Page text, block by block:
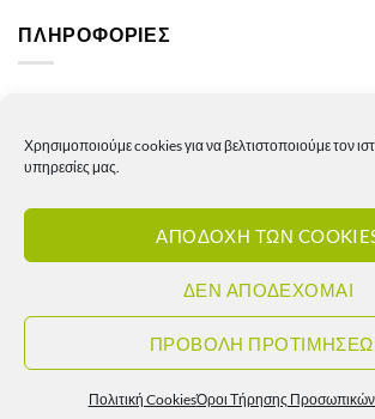
Χρησιμοποιούμε cookies για να βελτιστοποιούμε τον
υπηρεσίες μας.
ΑΠΟΔΟΧΗ ΤΩΝ
ΔΕΝ ΑΠΟΔΕΧΟΜΑΙ
ΠΡΟΒΟΛΗ
Πολιτική CookiesΌροι Τήρησης
ΠΛΗΡΟΦΟΡΙΕΣ
Πολιτική Απορρήτου
Πολιτική επιστροφών – ακυρώσεων
Πολιτική αποστολών
Copyright 2026 ©